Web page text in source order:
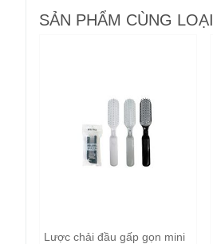
SẢN PHẨM CÙNG LOẠI
Lược chải đầu gấp gọn mini